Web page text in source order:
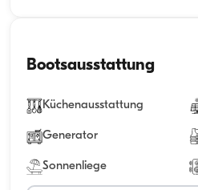
Bootsausstattung
Küchenausstattung
Generator
Sonnenliege